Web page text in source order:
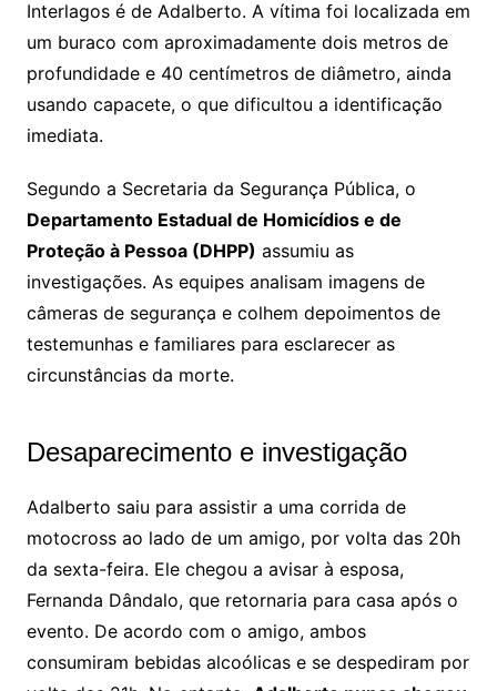
Interlagos é de Adalberto. A vítima foi localizada em
um buraco com aproximadamente dois metros de
profundidade e 40 centímetros de diâmetro, ainda
usando capacete, o que dificultou a identificação
imediata.
Segundo a Secretaria da Segurança Pública, o
Departamento Estadual de Homicídios e de
Proteção à Pessoa (DHPP) assumiu as
investigações. As equipes analisam imagens de
câmeras de segurança e colhem depoimentos de
testemunhas e familiares para esclarecer as
circunstâncias da morte.
Desaparecimento e investigação
Adalberto saiu para assistir a uma corrida de
motocross ao lado de um amigo, por volta das 20h
da sexta-feira. Ele chegou a avisar à esposa,
Fernanda Dândalo, que retornaria para casa após o
evento. De acordo com o amigo, ambos
consumiram bebidas alcoólicas e se despediram por